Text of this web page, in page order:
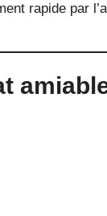
rapide par